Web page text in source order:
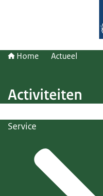
Home Actueel
Activiteiten
Service